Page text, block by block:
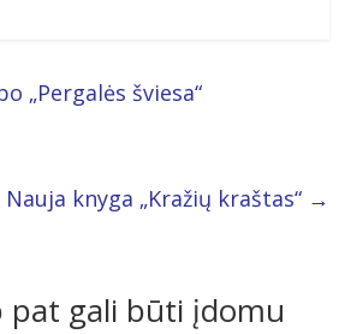
„Pergalės šviesa“
Nauja knyga „Kražių kraštas“ →
pat gali būti įdomu